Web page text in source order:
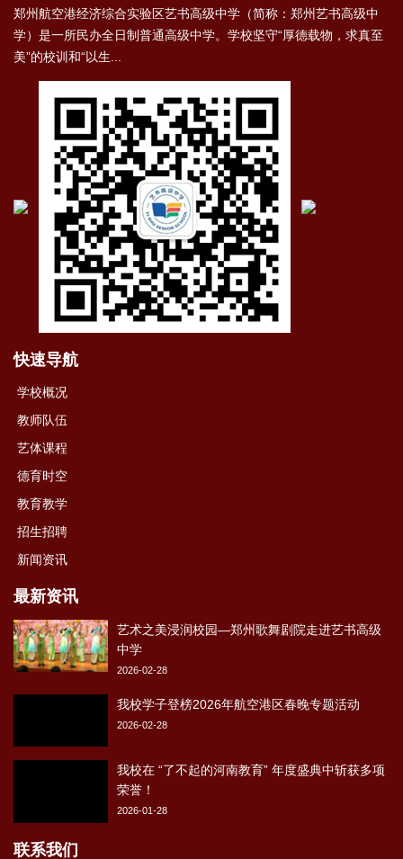
郑州航空港经济综合实验区艺书⾼级中学（简称：郑州艺书⾼级中
学）是⼀所⺠办全⽇制普通⾼级中学。学校坚守“厚德载物，求真⾄
美”的校训和“以⽣...
快速导航
学校概况
教师队伍
艺体课程
德育时空
教育教学
招生招聘
新闻资讯
最新资讯
艺术之美浸润校园—郑州歌舞剧院走进艺书高级
中学
2026-02-28
我校学子登榜2026年航空港区春晚专题活动
2026-02-28
我校在 “了不起的河南教育” 年度盛典中斩获多项
荣誉！
2026-01-28
联系我们